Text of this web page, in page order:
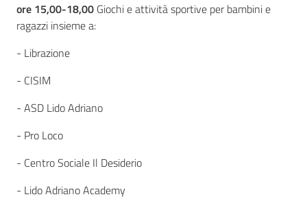
ore 15,00-18,00 Giochi e attività sportive per bambini e
ragazzi insieme a:
- Librazione
- CISIM
- ASD Lido Adriano
- Pro Loco
- Centro Sociale Il Desiderio
- Lido Adriano Academy